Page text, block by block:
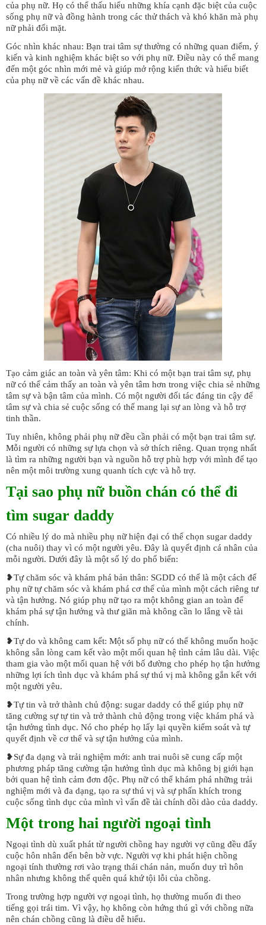
của phụ nữ. Họ có thể thấu hiểu những khía cạnh đặc biệt của cuộc
sống phụ nữ và đồng hành trong các thử thách và khó khăn mà phụ
nữ phải đối mặt.
Góc nhìn khác nhau: Bạn trai tâm sự thường có những quan điểm, ý
kiến và kinh nghiệm khác biệt so với phụ nữ. Điều này có thể mang
đến một góc nhìn mới mẻ và giúp mở rộng kiến thức và hiểu biết
của phụ nữ về các vấn đề khác nhau.
Tạo cảm giác an toàn và yên tâm: Khi có một bạn trai tâm sự, phụ
nữ có thể cảm thấy an toàn và yên tâm hơn trong việc chia sẻ những
tâm sự và bận tâm của mình. Có một người đối tác đáng tin cậy để
tâm sự và chia sẻ cuộc sống có thể mang lại sự an lòng và hỗ trợ
tinh thần.
Tuy nhiên, không phải phụ nữ đều cần phải có một bạn trai tâm sự.
Mỗi người có những sự lựa chọn và sở thích riêng. Quan trọng nhất
là tìm ra những người bạn và nguồn hỗ trợ phù hợp với mình để tạo
nên một môi trường xung quanh tích cực và hỗ trợ.
Tại sao phụ nữ buồn chán có thể đi
tìm sugar daddy
Có nhiều lý do mà nhiều phụ nữ hiện đại có thể chọn sugar daddy
(cha nuôi) thay vì có một người yêu. Đây là quyết định cá nhân của
mỗi người. Dưới đây là một số lý do phổ biến:
❥Tự chăm sóc và khám phá bản thân: SGDD có thể là một cách để
phụ nữ tự chăm sóc và khám phá cơ thể của mình một cách riêng tư
và tận hưởng. Nó giúp phụ nữ tạo ra một không gian an toàn để
khám phá sự tận hưởng và thư giãn mà không cần lo lắng về tài
chính.
❥Tự do và không cam kết: Một số phụ nữ có thể không muốn hoặc
không sẵn lòng cam kết vào một mối quan hệ tình cảm lâu dài. Việc
tham gia vào một mối quan hệ với bố đường cho phép họ tận hưởng
những lợi ích tình dục và khám phá sự thú vị mà không gắn kết với
một người yêu.
❥Tự tin và trở thành chủ động: sugar daddy có thể giúp phụ nữ
tăng cường sự tự tin và trở thành chủ động trong việc khám phá và
tận hưởng tình dục. Nó cho phép họ lấy lại quyền kiểm soát và tự
quyết định về cơ thể và sự tận hưởng của mình.
❥Sự đa dạng và trải nghiệm mới: anh trai nuôi sẽ cung cấp một
phương pháp tăng cường tận hưởng tình dục mà không bị giới hạn
bởi quan hệ tình cảm đơn độc. Phụ nữ có thể khám phá những trải
nghiệm mới và đa dạng, tạo ra sự thú vị và sự phấn khích trong
cuộc sống tình dục của mình vì vấn đề tài chính dồi dào của daddy.
Một trong hai người ngoại tình
Ngoại tình dù xuất phát từ người chồng hay người vợ cũng đều đẩy
cuộc hôn nhân đến bên bờ vực. Người vợ khi phát hiện chồng
ngoại tính thường rơi vào trạng thái chán nản, muốn duy trì hôn
nhân nhưng không thể quên quá khứ tội lỗi của chồng.
Trong trường hợp người vợ ngoại tình, họ thường muốn đi theo
tiếng gọi trái tim. Vì vậy, họ không còn hứng thú gì với chồng nữa
nên chán chồng cũng là điều dễ hiểu.